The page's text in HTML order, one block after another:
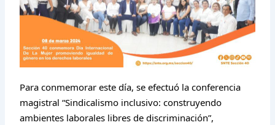
Para conmemorar este día, se efectuó la conferencia
magistral “Sindicalismo inclusivo: construyendo
ambientes laborales libres de discriminación”,